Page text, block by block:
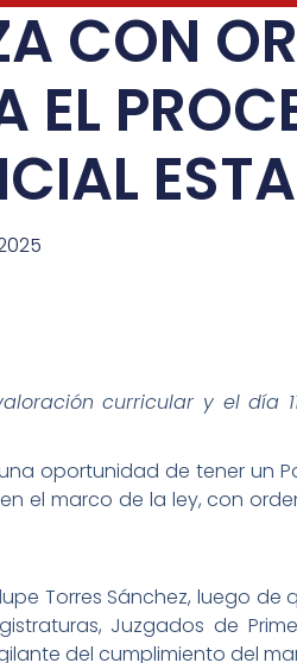
CON
EL
curricular y el día
oportunidad de tener un
el marco de la ley, con
Torres Sánchez, luego de
Juzgados de
del cumplimiento del